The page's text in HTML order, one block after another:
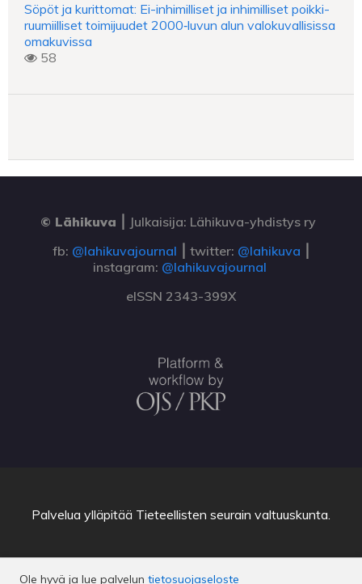
Söpöt ja kurittomat: Ei-inhimilliset ja inhimilliset poikki-
ruumiilliset toimijuudet 2000‑luvun alun valokuvallisissa
omakuvissa
58
© Lähikuva
Julkaisija: Lähikuva-yhdistys ry
fb: @lahikuvajournal ⎮ twitter: @lahikuva
instagram: @lahikuvajournal
eISSN 2343-399X
Ole hyvä ja lue palvelun tietosuojaseloste
Palvelua ylläpitää Tieteellisten seurain valtuuskunta